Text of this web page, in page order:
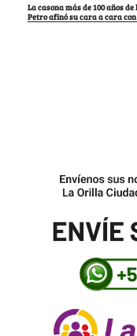
La casona más de 100 años
Petro afinó su cara a cara